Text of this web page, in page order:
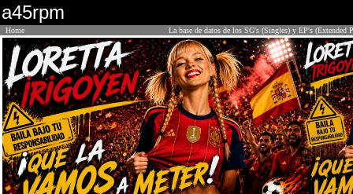
a45rpm
Home La base de datos de los SG's (Singles) y EP's (Extended